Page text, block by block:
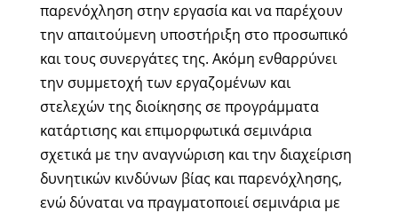
παρενόχληση στην εργασία και να παρέχουν
την απαιτούμενη υποστήριξη στο προσωπικό
και τους συνεργάτες της. Ακόμη ενθαρρύνει
την συμμετοχή των εργαζομένων και
στελεχών της διοίκησης σε προγράμματα
κατάρτισης και επιμορφωτικά σεμινάρια
σχετικά με την αναγνώριση και την διαχείριση
δυνητικών κινδύνων βίας και παρενόχλησης,
ενώ δύναται να πραγματοποιεί σεμινάρια με